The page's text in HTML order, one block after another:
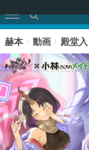
赫本 動画 殿堂